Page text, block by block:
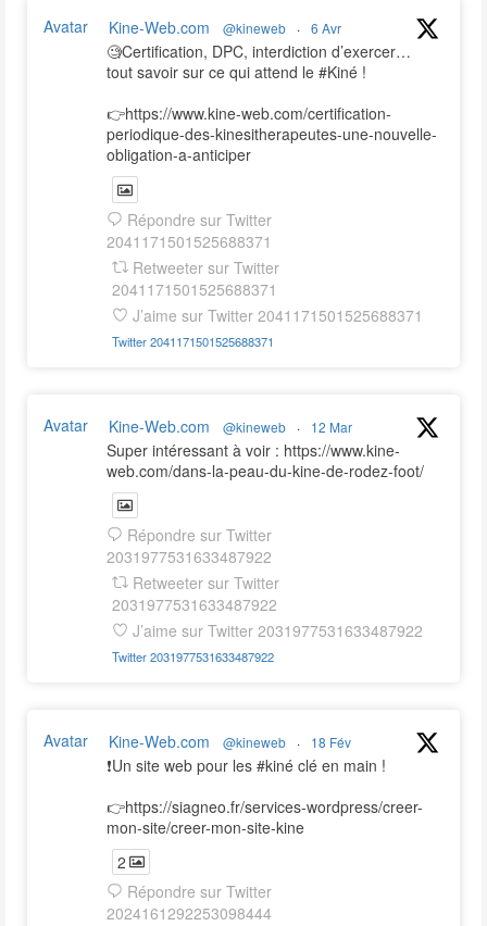
Avatar Kine-Web.com @kineweb · 6 Avr
🧐Certification, DPC, interdiction d’exercer…
tout savoir sur ce qui attend le #Kiné !
👉https://www.kine-web.com/certification-
periodique-des-kinesitherapeutes-une-nouvelle-
obligation-a-anticiper
Répondre sur Twitter
2041171501525688371
Retweeter sur Twitter
2041171501525688371
J’aime sur Twitter 2041171501525688371
Twitter2041171501525688371
Avatar Kine-Web.com @kineweb · 12 Mar
Super intéressant à voir : https://www.kine-
web.com/dans-la-peau-du-kine-de-rodez-foot/
Répondre sur Twitter
2031977531633487922
Retweeter sur Twitter
2031977531633487922
J’aime sur Twitter 2031977531633487922
Twitter2031977531633487922
Avatar Kine-Web.com @kineweb · 18 Fév
❗️Un site web pour les #kiné clé en main !
👉https://siagneo.fr/services-wordpress/creer-
mon-site/creer-mon-site-kine
2
Répondre sur Twitter
2024161292253098444